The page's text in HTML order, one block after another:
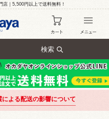
｜5,500円以上で送料無料！
検索
による配送の影響について